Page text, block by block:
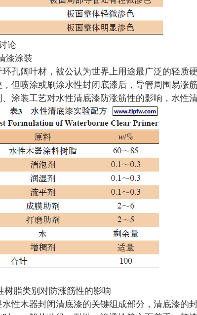
论
漆涂装
孔阔叶材，被公认为世界上用途最广泛的轻质
但喷涂或刷涂水性封闭底漆后，导管周围易涨
涂装工艺对水性清底漆防涨筋性的影响，水性
脂类别对防涨筋性的影响
性木器封闭清底漆的关键组成部分，清底漆的